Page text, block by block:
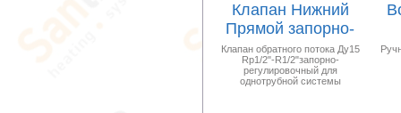
Клапан Нижний
Прямой запорно-
регулировочный
1/2...
Клапан обратного потока Ду15
Rp1/2"-R1/2"запорно-
регулировочный для
однотрубной системы